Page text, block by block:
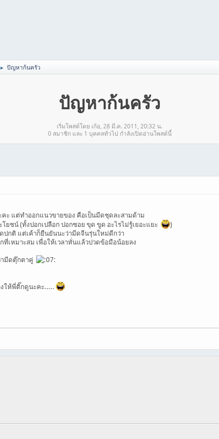
► ปัญหาก้นครัว
ปัญหาก้นครัว
เริ่มโพสต์โดย เก้อ, 28 มี.ค. 2011, 20:32 น.
0 สมาชิก และ 1 บุคคลทั่วไป กำลังเปิดอ่านโพสต์นี้
คะ แต่ทำออกแนวขายของ คือเป็นมีดชุดละสามด้าม
ยชน์ (ทั้งปอกเปลือก ปอกซอย ขุด ขูด อะไรไม่รู้เยอะแยะ
)
ปกติ แต่เค้าก็ยืนยันนะว่ามีดจีนรุ่นใหม่ดีกว่า
เหมาะสม เพื่อให้เวลาหั่นแล้วปวดข้อมือน้อยลง
ามีดตุ๊กตาคู่
งให้พี่ติ๊กดูนะคะ.....